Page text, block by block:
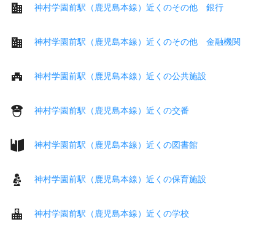
神村学園前駅（鹿児島本線）近くのその他 銀行
神村学園前駅（鹿児島本線）近くのその他 金融機関
神村学園前駅（鹿児島本線）近くの公共施設
神村学園前駅（鹿児島本線）近くの交番
神村学園前駅（鹿児島本線）近くの図書館
神村学園前駅（鹿児島本線）近くの保育施設
神村学園前駅（鹿児島本線）近くの学校